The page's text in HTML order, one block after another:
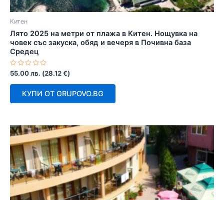
Китен
Лято 2025 на метри от плажа в Китен. Нощувка на
човек със закуска, обяд и вечеря в Почивна база
Средец
Оценено
с
0
55.00лв. (28.12€)
КУПИ ОТ GRUPOVO.BG